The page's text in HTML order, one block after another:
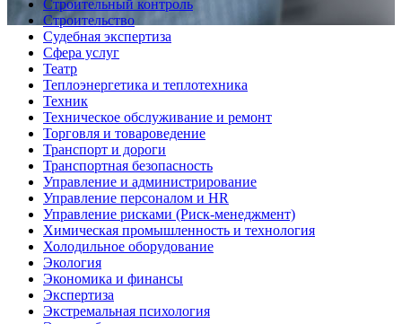
Строительный контроль
Строительство
Судебная экспертиза
Сфера услуг
Театр
Теплоэнергетика и теплотехника
Техник
Техническое обслуживание и ремонт
Торговля и товароведение
Транспорт и дороги
Транспортная безопасность
Управление и администрирование
Управление персоналом и HR
Управление рисками (Риск-менеджмент)
Химическая промышленность и технология
Холодильное оборудование
Экология
Экономика и финансы
Экспертиза
Экстремальная психология